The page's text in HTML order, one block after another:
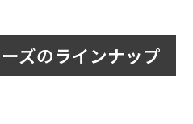
ズのラインナップ